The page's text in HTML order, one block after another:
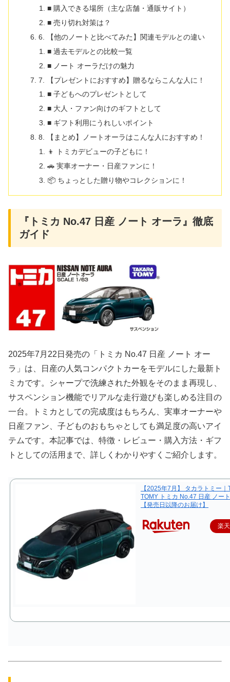
■ 購入できる場所（主な店舗・通販サイト）
■ 売り切れ対策は？
6. 【他のノートと比べてみた】関連モデルとの違い
■ 過去モデルとの比較一覧
■ ノート オーラだけの魅力
7. 【プレゼントにおすすめ】贈るならこんな人に！
■ 子どもへのプレゼントとして
■ 大人・ファン向けのギフトとして
■ ギフト利用にうれしいポイント
8. 【まとめ】ノートオーラはこんな人におすすめ！
👦 トミカデビューの子どもに！
🚗 実車オーナー・日産ファンに！
📦 ちょっとした贈り物やコレクションに！
『トミカ No.47 日産 ノート オーラ』徹底
ガイド
2025年7月22日発売の「トミカ No.47 日産 ノート オー
ラ」は、日産の人気コンパクトカーをモデルにした最新ト
ミカです。シャープで洗練された外観をそのまま再現し、
サスペンション機能でリアルな走行遊びも楽しめる注目の
一台。トミカとしての完成度はもちろん、実車オーナーや
日産ファン、子どものおもちゃとしても満足度の高いアイ
テムです。本記事では、特徴・レビュー・購入方法・ギフ
トとしての活用まで、詳しくわかりやすくご紹介します。
【2025年7月】 タカラトミー｜
TOMY トミカ No.47 日産 ノー
【発売日以降のお届け】
楽